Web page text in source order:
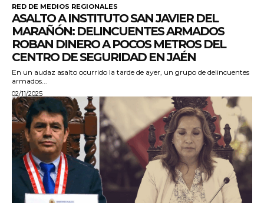
RED DE MEDIOS REGIONALES
ASALTO A INSTITUTO SAN JAVIER DEL
MARAÑÓN: DELINCUENTES ARMADOS
ROBAN DINERO A POCOS METROS DEL
CENTRO DE SEGURIDAD EN JAÉN
En un audaz asalto ocurrido la tarde de ayer, un grupo de delincuentes
armados...
02/11/2025